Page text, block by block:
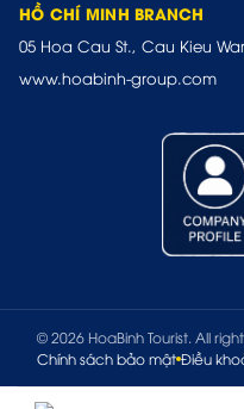
HỒ CHÍ MINH BRANCH
05 Hoa Cau St., Cau Kieu
www.hoabinh-group.com
© 2026 HoaBinh Tourist. All
Chính sách bảo mật Điều